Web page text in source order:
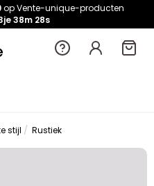
op Vente-unique-producten
38m 28s
stijl Rustiek